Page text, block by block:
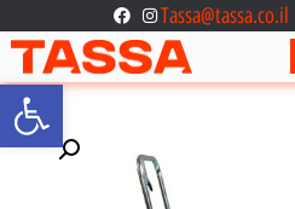
פתח
Tassa@tassa.co.il